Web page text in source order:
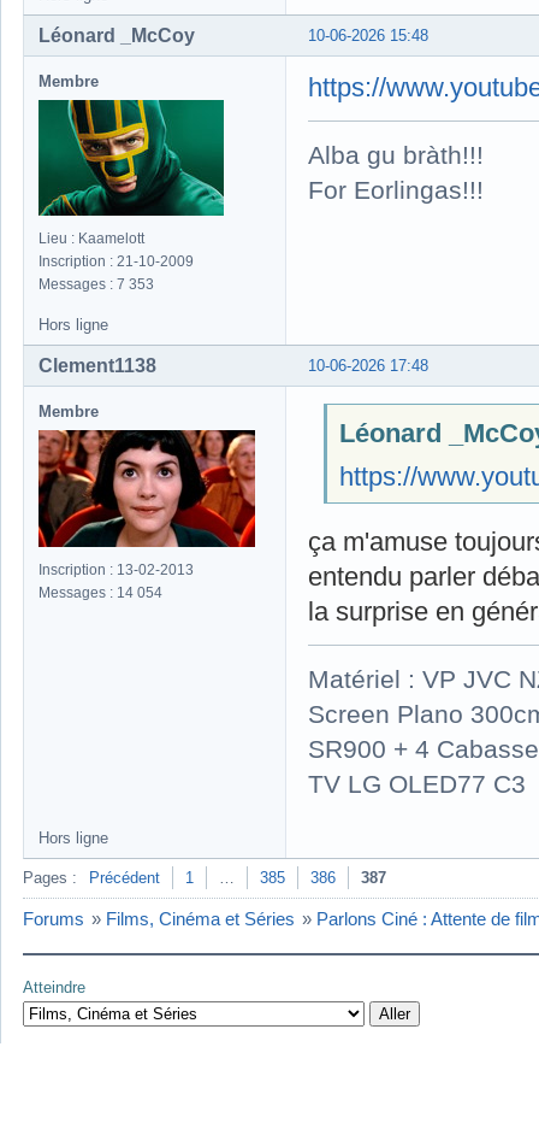
10-06-2026 15:48
Léonard _McCoy
Membre
Lieu : Kaamelott
Inscription : 21-10-2009
Messages : 7 353
https://
Alba gu bràth!!!
For Eorlingas!!!
Hors ligne
10-06-2026 17:48
Clement1138
Membre
Inscription : 13-02-2013
Messages : 14 054
Léonard
https://
ça m'amuse
entendu parler
la surprise en
Matériel : VP JVC
Screen Plano
SR900 + 4
TV LG OLED77 C3
Hors ligne
Pages : Précédent 1 … 385 386 387
Forums » Films, Cinéma et Séries » Parlons Ciné : Attente de
Atteindre